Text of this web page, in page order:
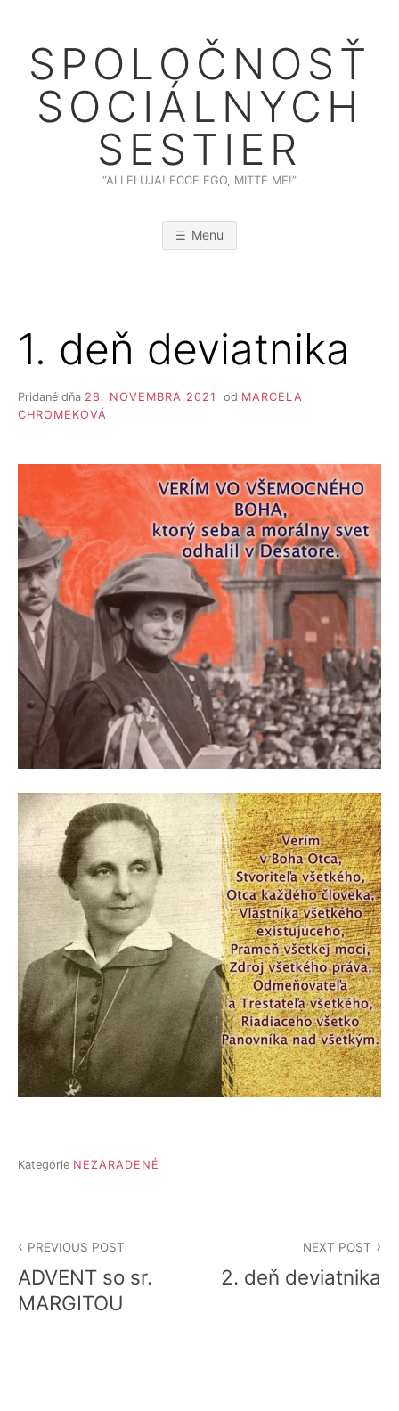
contentSPOLOČNOSŤ
SOCIÁLNYCH
SESTIER
“ALLELUJA! ECCE EGO, MITTE ME!”
Menu
1. deň deviatnika
Pridané dňa 28. NOVEMBRA 2021 od MARCELA
CHROMEKOVÁ
Kategórie NEZARADENÉ
v
článku
PREVIOUS POST
ADVENT so sr.
MARGITOU
NEXT POST
2. deň deviatnika